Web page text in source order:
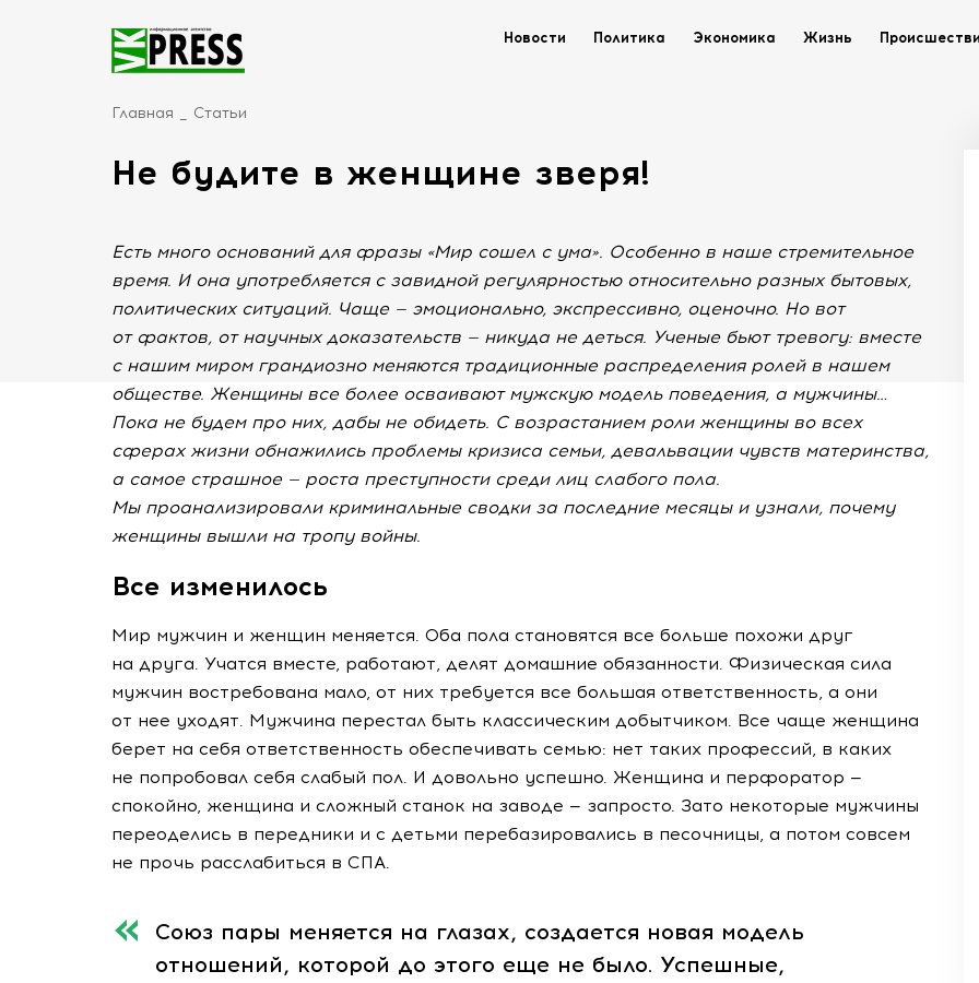
Новости Политика Экономика Жизнь
Главная Статьи
Не будите в женщине зверя!
Есть много оснований для фразы «Мир сошел с ума». Особенно в наше стремительное
время. И она употребляется с завидной регулярностью относительно разных бытовых,
политических ситуаций. Чаще — эмоционально, экспрессивно, оценочно. Но вот
от фактов, от научных доказательств — никуда не деться. Ученые бьют тревогу: вместе
с нашим миром грандиозно меняются традиционные распределения ролей в нашем
обществе. Женщины все более осваивают мужскую модель поведения, а мужчины…
Пока не будем про них, дабы не обидеть. С возрастанием роли женщины во всех
сферах жизни обнажились проблемы кризиса семьи, девальвации чувств материнства,
а самое страшное — роста преступности среди лиц слабого пола.
Мы проанализировали криминальные сводки за последние месяцы и узнали, почему
женщины вышли на тропу войны.
Все изменилось
Мир мужчин и женщин меняется. Оба пола становятся все больше похожи друг
на друга. Учатся вместе, работают, делят домашние обязанности. Физическая сила
мужчин востребована мало, от них требуется все большая ответственность, а они
от нее уходят. Мужчина перестал быть классическим добытчиком. Все чаще женщина
берет на себя ответственность обеспечивать семью: нет таких профессий, в каких
не попробовал себя слабый пол. И довольно успешно. Женщина и перфоратор —
спокойно, женщина и сложный станок на заводе — запросто. Зато некоторые мужчины
переоделись в передники и с детьми перебазировались в песочницы, а потом совсем
не прочь расслабиться в СПА.
Союз пары меняется на глазах, создается новая модель
отношений, которой до этого еще не было. Успешные,